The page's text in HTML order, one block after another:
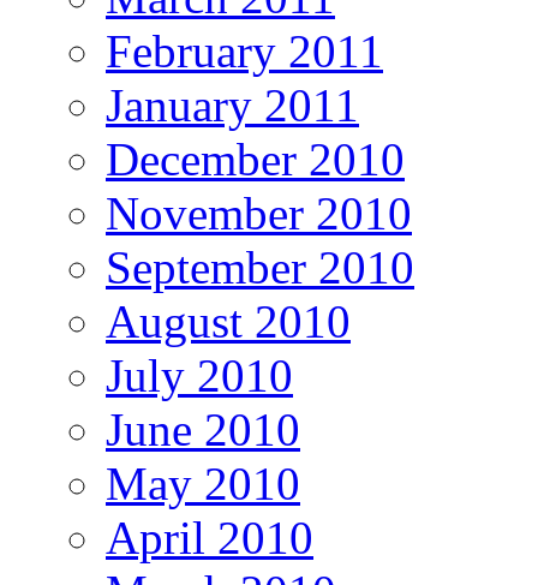
February 2011
January 2011
December 2010
November 2010
September 2010
August 2010
July 2010
June 2010
May 2010
April 2010